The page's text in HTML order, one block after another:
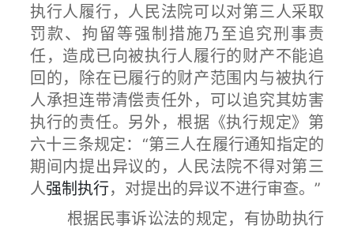
执行人履行，人民法院可以对第三人采取
罚款、拘留等强制措施乃至追究刑事责
任，造成已向被执行人履行的财产不能追
回的，除在已履行的财产范围内与被执行
人承担连带清偿责任外，可以追究其妨害
执行的责任。另外，根据《执行规定》第
六十三条规定：“第三人在履行通知指定的
期间内提出异议的，人民法院不得对第三
人强制执行，对提出的异议不进行审查。”
根据民事诉讼法的规定，有协助执行